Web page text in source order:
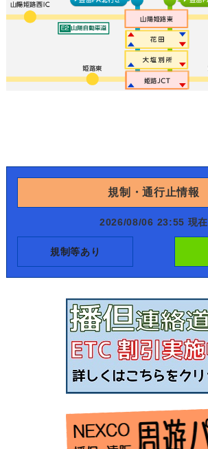
規制・通行止情報
2026/08/06 23:55 現在
規制等あり